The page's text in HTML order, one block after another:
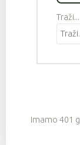
Traži...
Imamo 401